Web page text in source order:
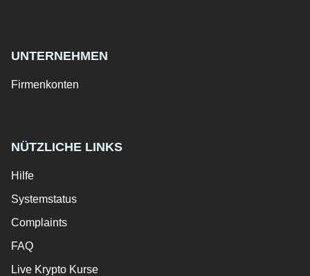
UNTERNEHMEN
Firmenkonten
NÜTZLICHE LINKS
Hilfe
Systemstatus
Complaints
FAQ
Live Krypto Kurse